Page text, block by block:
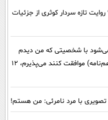
تازه سردار کوثری از جزئیات
می‌شود با شخصیتی که من دیدم
تطابق ندارد/ گفتند سه چهارم ( با تفاهم‌نامه) موافقت کنند می‌پذیرم، 12
با مرد نامرئی: من هستم!